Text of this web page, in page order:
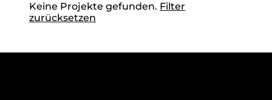
Keine Projekte gefunden. Filter
zurücksetzen